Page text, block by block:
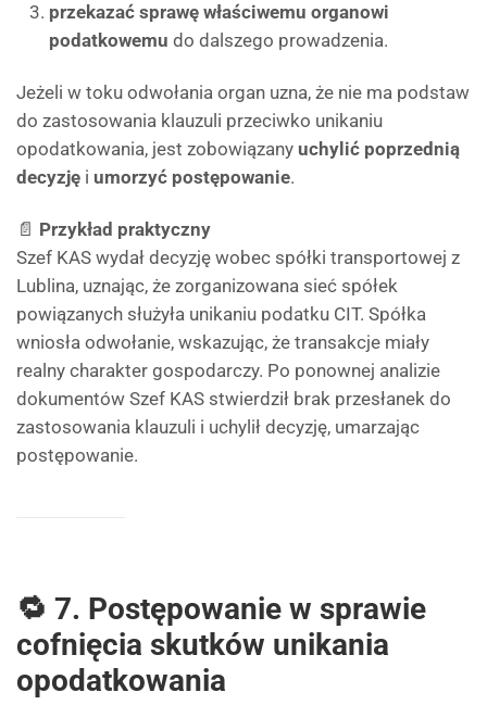
przekazać sprawę właściwemu organowi
podatkowemu do dalszego prowadzenia.
Jeżeli w toku odwołania organ uzna, że nie ma podstaw
do zastosowania klauzuli przeciwko unikaniu
opodatkowania, jest zobowiązany uchylić poprzednią
decyzję i umorzyć postępowanie.
📄 Przykład praktyczny
Szef KAS wydał decyzję wobec spółki transportowej z
Lublina, uznając, że zorganizowana sieć spółek
powiązanych służyła unikaniu podatku CIT. Spółka
wniosła odwołanie, wskazując, że transakcje miały
realny charakter gospodarczy. Po ponownej analizie
dokumentów Szef KAS stwierdził brak przesłanek do
zastosowania klauzuli i uchylił decyzję, umarzając
postępowanie.
🔁 7. Postępowanie w sprawie
cofnięcia skutków unikania
opodatkowania